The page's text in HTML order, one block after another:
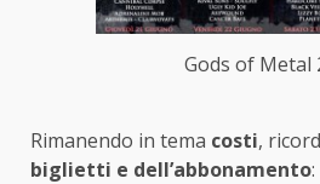
Gods of Metal
Rimanendo in tema costi,
biglietti e dell’abbonamento: